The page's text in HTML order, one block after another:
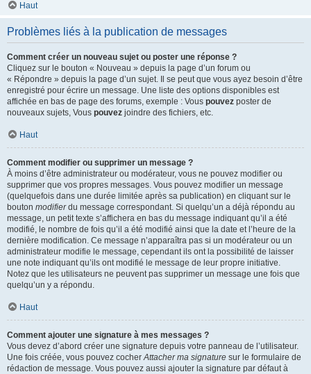
Haut
Problèmes liés à la publication de messages
Comment créer un nouveau sujet ou poster une réponse ?
Cliquez sur le bouton « Nouveau » depuis la page d’un forum ou
« Répondre » depuis la page d’un sujet. Il se peut que vous ayez besoin d’être
enregistré pour écrire un message. Une liste des options disponibles est
affichée en bas de page des forums, exemple : Vous pouvez poster de
nouveaux sujets, Vous pouvez joindre des fichiers, etc.
Haut
Comment modifier ou supprimer un message ?
À moins d’être administrateur ou modérateur, vous ne pouvez modifier ou
supprimer que vos propres messages. Vous pouvez modifier un message
(quelquefois dans une durée limitée après sa publication) en cliquant sur le
bouton modifierdu message correspondant. Si quelqu’un a déjà répondu au
message, un petit texte s’affichera en bas du message indiquant qu’il a été
modifié, le nombre de fois qu’il a été modifié ainsi que la date et l’heure de la
dernière modification. Ce message n’apparaîtra pas si un modérateur ou un
administrateur modifie le message, cependant ils ont la possibilité de laisser
une note indiquant qu’ils ont modifié le message de leur propre initiative.
Notez que les utilisateurs ne peuvent pas supprimer un message une fois que
quelqu’un y a répondu.
Haut
Comment ajouter une signature à mes messages ?
Vous devez d’abord créer une signature depuis votre panneau de l’utilisateur.
Une fois créée, vous pouvez cocherAttacher ma signature sur le formulaire de
rédaction de message. Vous pouvez aussi ajouter la signature par défaut à